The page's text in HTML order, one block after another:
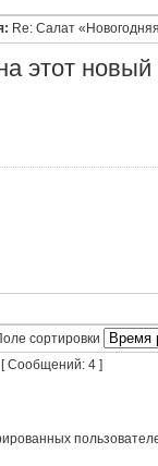
Re: Салат
этот
сортировки
[ Сообщений: 4 ]